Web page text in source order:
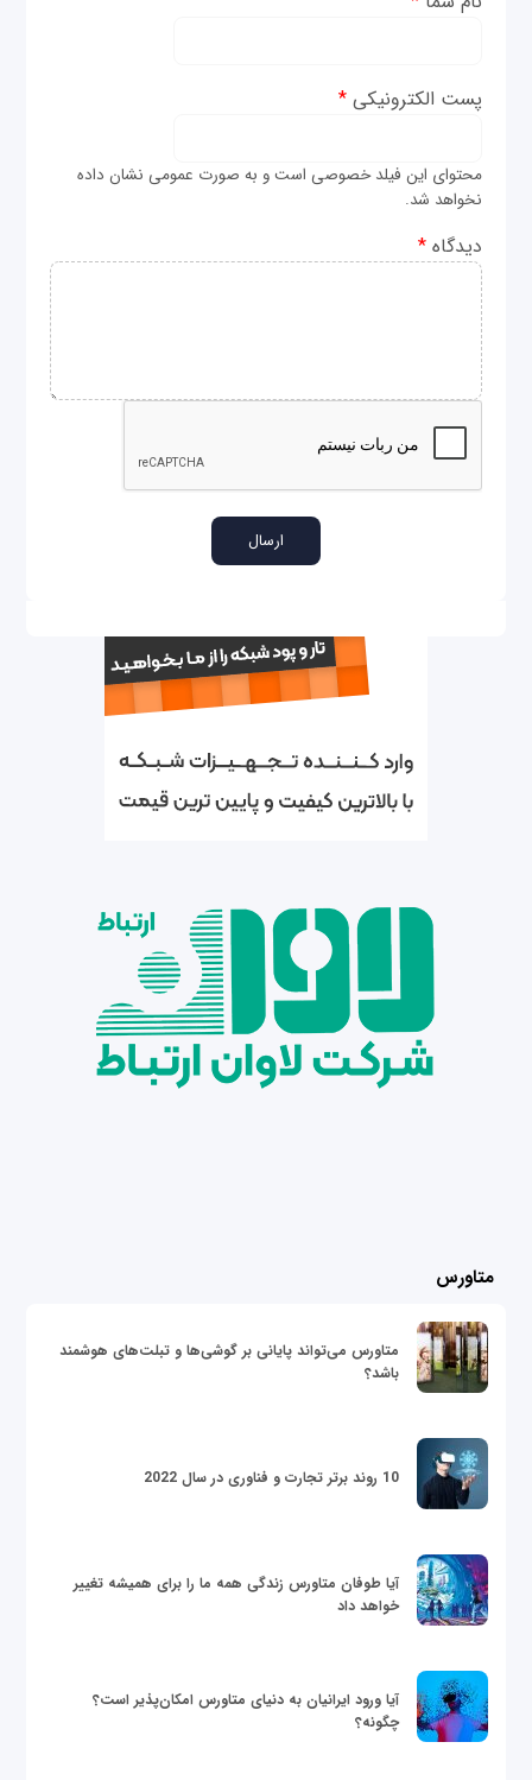
پست الکترونیکی*
محتوای این فیلد خصوصی است و به صورت عمومی نشان داده
نخواهد شد.
دیدگاه*
متاورس
متاورس می‌تواند پایانی بر گوشی‌ها و تبلت‌های هوشمند
باشد؟
10 روند برتر تجارت و فناوری در سال 2022
آیا طوفان متاورس زندگی همه ما را برای همیشه تغییر
خواهد داد
آیا ورود ایرانیان به دنیای متاورس امکان‌پذیر است؟
چگونه؟